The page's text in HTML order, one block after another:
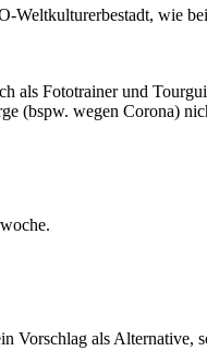
wie
als Fototrainer und
(bspw. wegen Corona)
Vorschlag als Alternative,